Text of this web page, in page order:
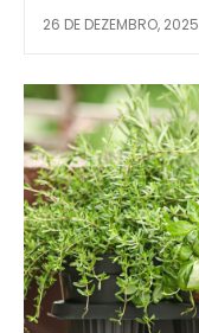
26 DE DEZEMBRO, 2025